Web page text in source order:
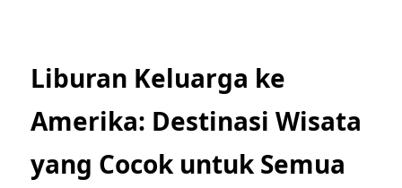
Liburan Keluarga ke
Amerika: Destinasi Wisata
yang Cocok untuk Semua